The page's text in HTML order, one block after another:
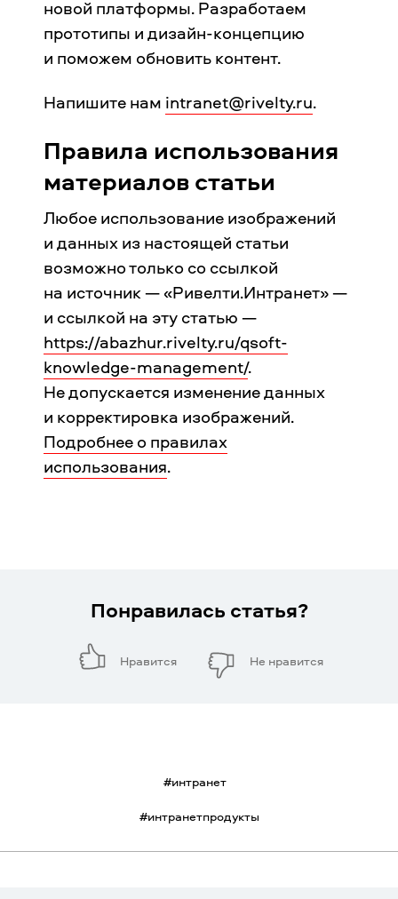
новой платформы. Разработаем
прототипы и дизайн-концепцию
и поможем обновить контент.
Напишите нам intranet@rivelty.ru.
Правила использования
материалов статьи
Любое использование изображений
и данных из настоящей статьи
возможно только со ссылкой
на источник — «Ривелти.Интранет» —
и ссылкой на эту статью —
https://abazhur.rivelty.ru/qsoft-
knowledge-management/.
Не допускается изменение данных
и корректировка изображений.
Подробнее о правилах
использования.
Понравилась статья?
Нравится Не нравится
#интранет
#интранетпродукты